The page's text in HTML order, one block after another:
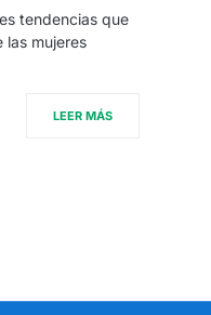
tendencias que
las mujeres
LEER MÁS